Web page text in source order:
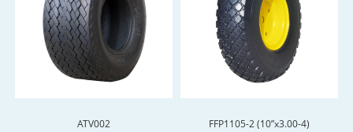
ATV002 FFP1105-2 (10”x3.00-4)